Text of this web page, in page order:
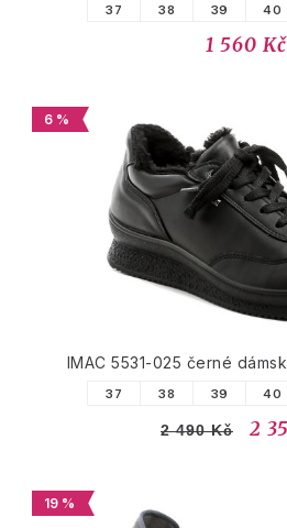
37 38 39 40
1 560 Kč
6 %
IMAC 5531-025 černé
37 38 39 40
2 490 Kč 2
19 %